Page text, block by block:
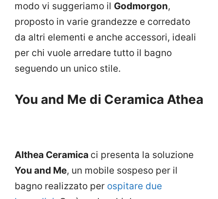
modo vi suggeriamo il Godmorgon,
proposto in varie grandezze e corredato
da altri elementi e anche accessori, ideali
per chi vuole arredare tutto il bagno
seguendo un unico stile.
You and Me di Ceramica Athea
Althea Ceramica ci presenta la soluzione
You and Me, un mobile sospeso per il
bagno realizzato per ospitare due